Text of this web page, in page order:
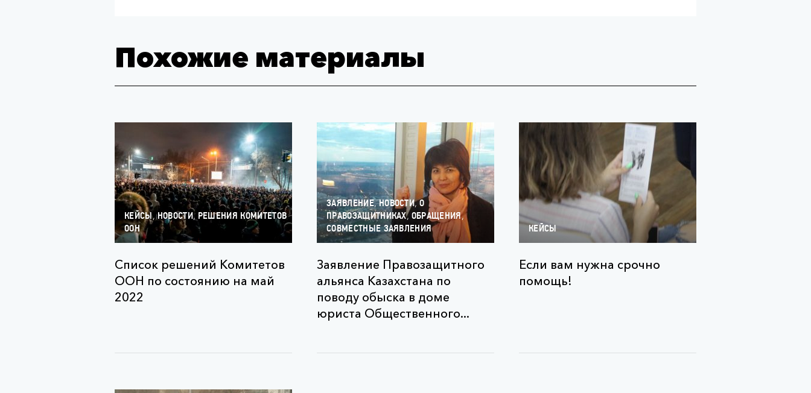
Похожие материалы
КЕЙСЫ,НОВОСТИ, РЕШЕНИЯ КОМИТЕТОВ
ООН
Список решений Комитетов
ООН по состоянию на май
2022
ЗАЯВЛЕНИЕ,НОВОСТИ,О
ПРАВОЗАЩИТНИКАХ,ОБРАЩЕНИЯ,
СОВМЕСТНЫЕ ЗАЯВЛЕНИЯ
Заявление Правозащитного
альянса Казахстана по
поводу обыска в доме
юриста Общественного...
КЕЙСЫ
Если вам нужна срочно
помощь!